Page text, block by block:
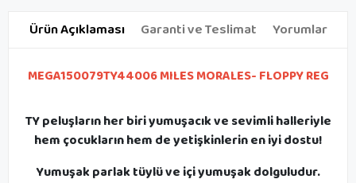
Ürün Açıklaması Garanti ve Teslimat Yorumlar
MEGA150079TY44006 MILES MORALES- FLOPPY REG
TY peluşların her biri yumuşacık ve sevimli halleriyle
hem çocukların hem de yetişkinlerin en iyi dostu!
Yumuşak parlak tüylü ve içi yumuşak dolguludur.